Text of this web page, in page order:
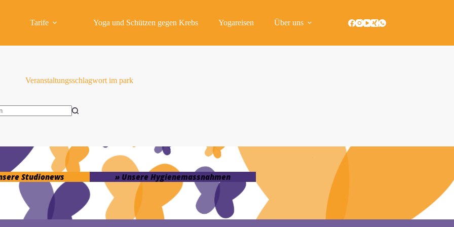
Tarife Yoga und Schützen gegen Krebs Yogareisen Über uns
Veranstaltungsschlagwort im park
Studionews » Unsere Hygienemassnahmen